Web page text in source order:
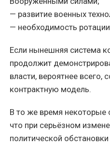
— развитие военных
— необходимость
Если нынешняя система
продолжит
власти, вероятнее всего,
контрактную модель.
В то же время некоторые
что при серьёзном
политической